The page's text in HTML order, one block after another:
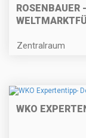
ROSENBAUER
Zentralraum
WKO